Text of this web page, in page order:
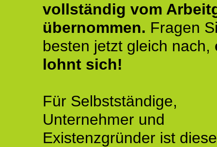
vollständig vom
übernommen. Fragen
besten jetzt gleich nach,
lohnt sich!
Für Selbstständige,
Unternehmer und
Existenzgründer ist diese